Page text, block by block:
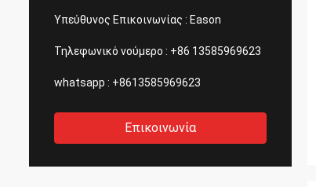
Υπεύθυνος Επικοινωνίας : Eason
Τηλεφωνικό νούμερο : +86 13585969623
whatsapp : +8613585969623
Επικοινωνία